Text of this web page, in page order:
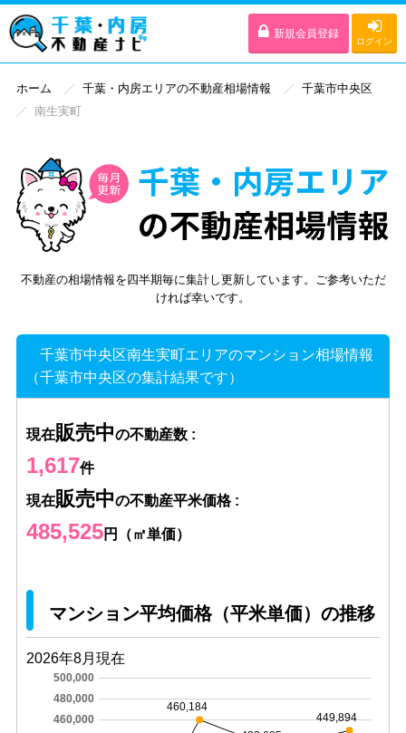
新規会員登録
ログイン
ホーム 千葉・内房エリアの不動産相場情報
千葉市中央区
南生実町
不動産の相場情報を四半期毎に集計し更新しています。ご参考いただ
ければ幸いです。
千葉市中央区南生実町エリアのマンション相場情報
（千葉市中央区の集計結果です）
現在販売中の不動産数 :
1,617件
現在販売中の不動産平米価格 :
485,525円（㎡単価）
マンション平均価格（平米単価）の推移
2026年8月現在
460,000
480,000
500,000
460,184
449,894